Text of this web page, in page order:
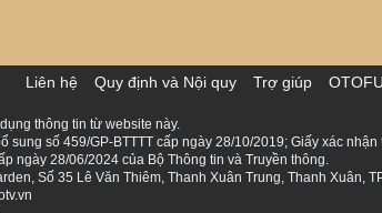
Liên hệ Quy định và Nội quy Trợ giúp
thông tin từ website này.
số 459/GP-BTTTT cấp ngày 28/10/2019; Giấy xác
ngày 28/06/2024 của Bộ Thông tin và Truyền thông.
Số 35 Lê Văn Thiêm, Thanh Xuân Trung, Thanh Xuân,